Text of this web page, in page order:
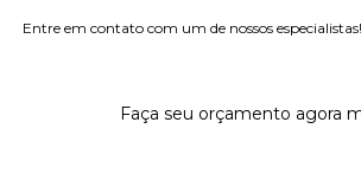
Entre em contato com um de nossos especialistas!
Faça seu orçamento agora